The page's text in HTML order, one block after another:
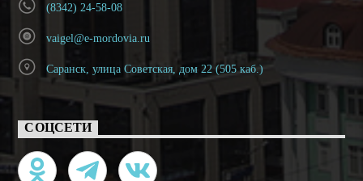
(8342) 24-58-08
vaigel@e-mordovia.ru
Саранск, улица Советская, дом 22 (505 каб.)
СОЦСЕТИ